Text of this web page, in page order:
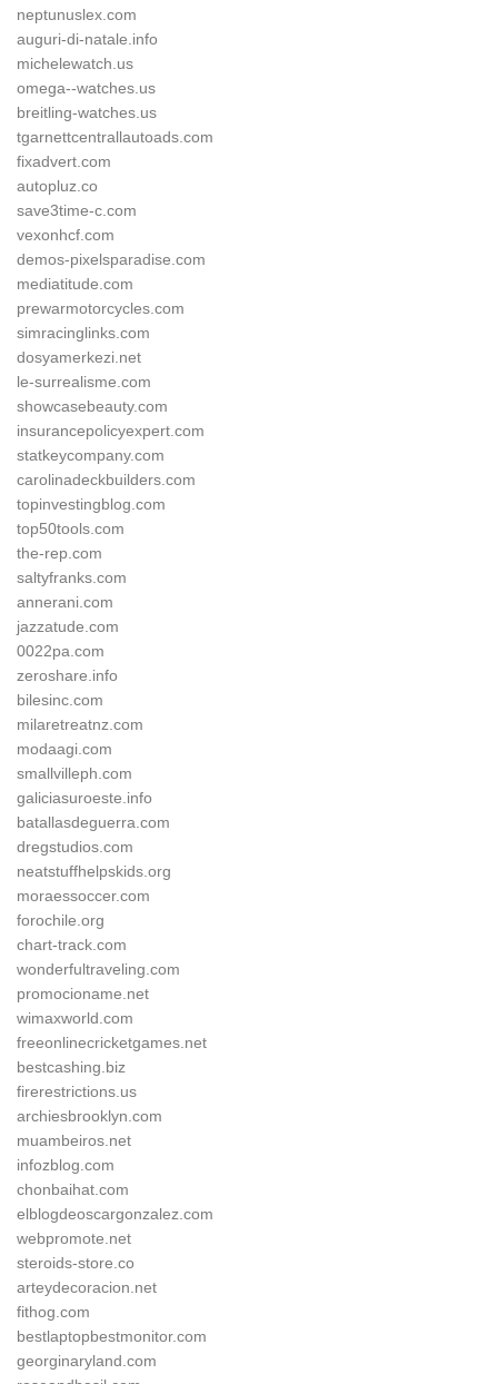
neptunuslex.com
auguri-di-natale.info
michelewatch.us
omega--watches.us
breitling-watches.us
tgarnettcentrallautoads.com
fixadvert.com
autopluz.co
save3time-c.com
vexonhcf.com
demos-pixelsparadise.com
mediatitude.com
prewarmotorcycles.com
simracinglinks.com
dosyamerkezi.net
le-surrealisme.com
showcasebeauty.com
insurancepolicyexpert.com
statkeycompany.com
carolinadeckbuilders.com
topinvestingblog.com
top50tools.com
the-rep.com
saltyfranks.com
annerani.com
jazzatude.com
0022pa.com
zeroshare.info
bilesinc.com
milaretreatnz.com
modaagi.com
smallvilleph.com
galiciasuroeste.info
batallasdeguerra.com
dregstudios.com
neatstuffhelpskids.org
moraessoccer.com
forochile.org
chart-track.com
wonderfultraveling.com
promocioname.net
wimaxworld.com
freeonlinecricketgames.net
bestcashing.biz
firerestrictions.us
archiesbrooklyn.com
muambeiros.net
infozblog.com
chonbaihat.com
elblogdeoscargonzalez.com
webpromote.net
steroids-store.co
arteydecoracion.net
fithog.com
bestlaptopbestmonitor.com
georginaryland.com